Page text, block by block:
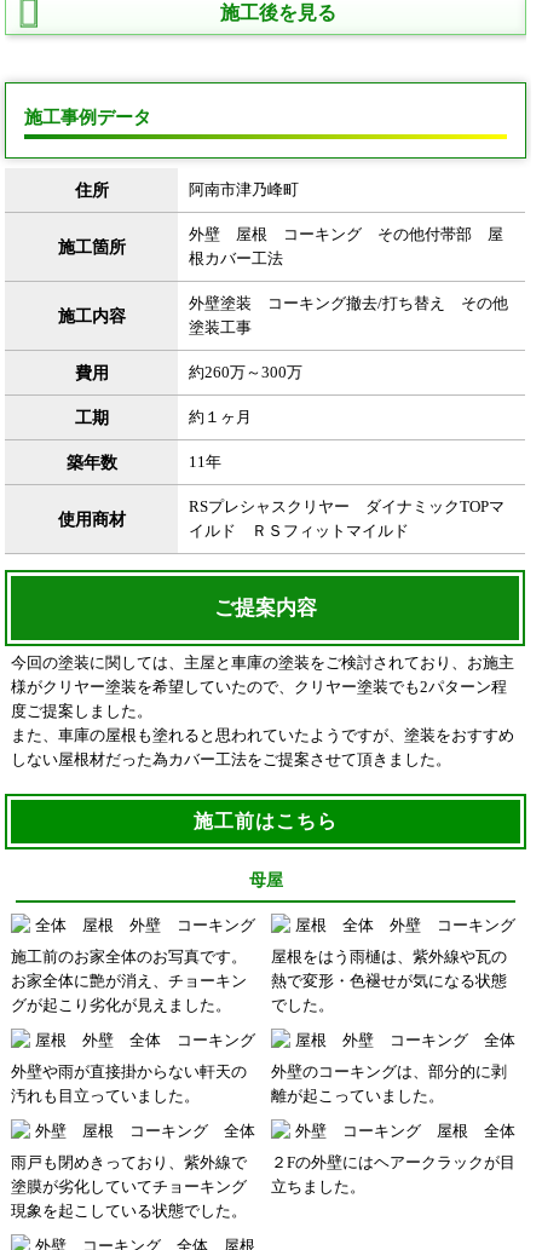
施工後を見る
施工事例データ
住所 阿南市津乃峰町
施工箇所
外壁 屋根 コーキング その他付帯部 屋
根カバー工法
施工内容
外壁塗装 コーキング撤去/打ち替え その他
塗装工事
費用 約260万～300万
工期 約１ヶ月
築年数 11年
使用商材
RSプレシャスクリヤー ダイナミックTOPマ
イルド ＲＳフィットマイルド
ご提案内容
今回の塗装に関しては、主屋と車庫の塗装をご検討されており、お施主
様がクリヤー塗装を希望していたので、クリヤー塗装でも2パターン程
度ご提案しました。
また、車庫の屋根も塗れると思われていたようですが、塗装をおすすめ
しない屋根材だった為カバー工法をご提案させて頂きました。
施工前はこちら
母屋
施工前のお家全体のお写真です。
お家全体に艶が消え、チョーキン
グが起こり劣化が見えました。
屋根をはう雨樋は、紫外線や瓦の
熱で変形・色褪せが気になる状態
でした。
外壁や雨が直接掛からない軒天の
汚れも目立っていました。
外壁のコーキングは、部分的に剥
離が起こっていました。
雨戸も閉めきっており、紫外線で
塗膜が劣化していてチョーキング
現象を起こしている状態でした。
２Fの外壁にはヘアークラックが目
立ちました。